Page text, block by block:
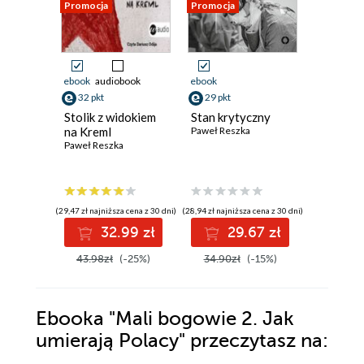
Promocja
ebook audiobook
32 pkt
Stolik z widokiem
na Kreml
Paweł Reszka
(29,47 zł najniższa cena z 30 dni)
32.99 zł
43.98zł (-25%)
Promocja
ebook
29 pkt
Stan krytyczny
Paweł Reszka
(28,94 zł najniższa cena z 30 dni)
29.67 zł
34.90zł (-15%)
Ebooka "Mali bogowie 2. Jak
umierają Polacy" przeczytasz na: